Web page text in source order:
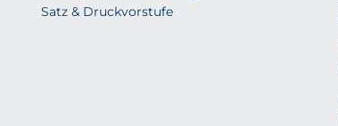
Satz & Druckvorstufe